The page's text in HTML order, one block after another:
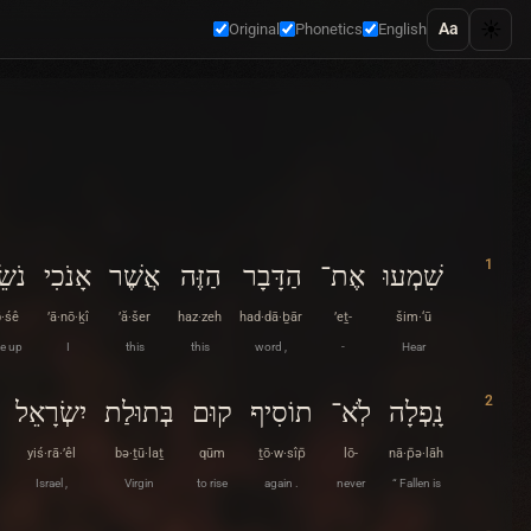
Original Phonetics English Aa
1 שִׁמְעוּ
šim·‘ū
Hear
אֶת־
’eṯ-
-
הַדָּבָר
had·dā·ḇār
word ,
הַזֶּה
haz·zeh
this
אֲשֶׁר
’ă·šer
this
אָנֹכִי
’ā·nō·ḵî
I
up
2 נָֽפְלָה
nā·p̄ə·lāh
“ Fallen is
לֹֽא־
lō-
never
תוֹסִיף
ṯō·w·sîp̄
again .
קוּם
qūm
to rise
בְּתוּלַת
bə·ṯū·laṯ
Virgin
יִשְׂרָאֵל
yiś·rā·’êl
Israel ,